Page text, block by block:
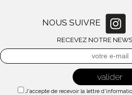
NOUS SUIVRE
RECEVEZ NOTRE
J'accepte de recevoir la lettre